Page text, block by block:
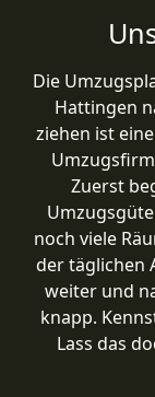
Die
Hattingen
ziehen ist
Zuerst
noch viele
der täglichen
weiter und
knapp.
Lass das